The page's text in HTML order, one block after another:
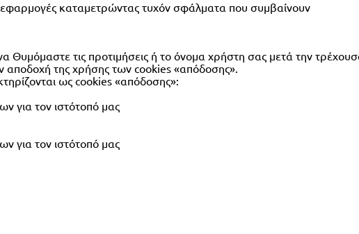
εφαρμογές καταμετρώντας τυχόν σφάλματα που συμβαίνουν
Θυμόμαστε τις προτιμήσεις ή το όνομα χρήστη σας μετά την
αποδοχή της χρήσης των cookies «απόδοσης».
ως cookies «απόδοσης»:
για τον ιστότοπό μας
για τον ιστότοπό μας